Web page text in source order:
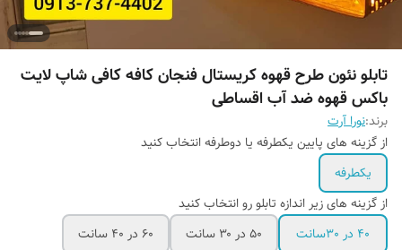
تابلو نئون طرح قهوه کریستال فنجان کافه کافی شاپ لایت
باکس قهوه ضد آب اقساطی
برند:نورا آرت
از گزینه های پایین یکطرفه یا دوطرفه انتخاب کنید
یکطرفه
از گزینه های زیر اندازه تابلو رو انتخاب کنید
۴۰ در 30سانت
۵۰ در ۳۰ سانت ۶۰ در ۴۰ سانت